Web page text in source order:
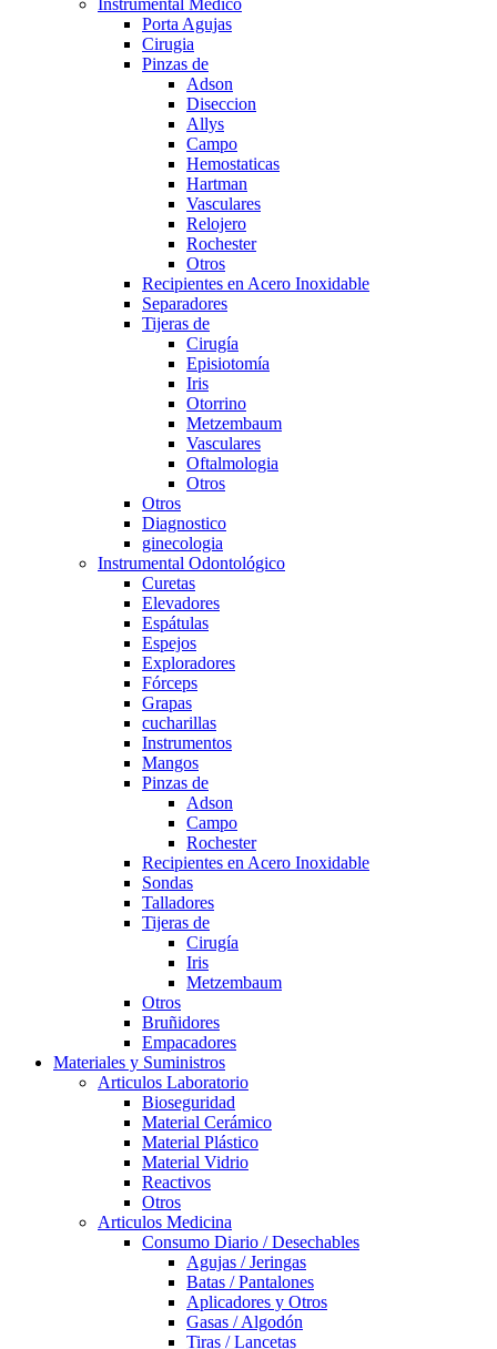
Instrumental Medico
Porta Agujas
Cirugia
Pinzas de
Adson
Diseccion
Allys
Campo
Hemostaticas
Hartman
Vasculares
Relojero
Rochester
Otros
Recipientes en Acero Inoxidable
Separadores
Tijeras de
Cirugía
Episiotomía
Iris
Otorrino
Metzembaum
Vasculares
Oftalmologia
Otros
Otros
Diagnostico
ginecologia
Instrumental Odontológico
Curetas
Elevadores
Espátulas
Espejos
Exploradores
Fórceps
Grapas
cucharillas
Instrumentos
Mangos
Pinzas de
Adson
Campo
Rochester
Recipientes en Acero Inoxidable
Sondas
Talladores
Tijeras de
Cirugía
Iris
Metzembaum
Otros
Bruñidores
Empacadores
Materiales y Suministros
Articulos Laboratorio
Bioseguridad
Material Cerámico
Material Plástico
Material Vidrio
Reactivos
Otros
Articulos Medicina
Consumo Diario / Desechables
Agujas / Jeringas
Batas / Pantalones
Aplicadores y Otros
Gasas / Algodón
Tiras / Lancetas